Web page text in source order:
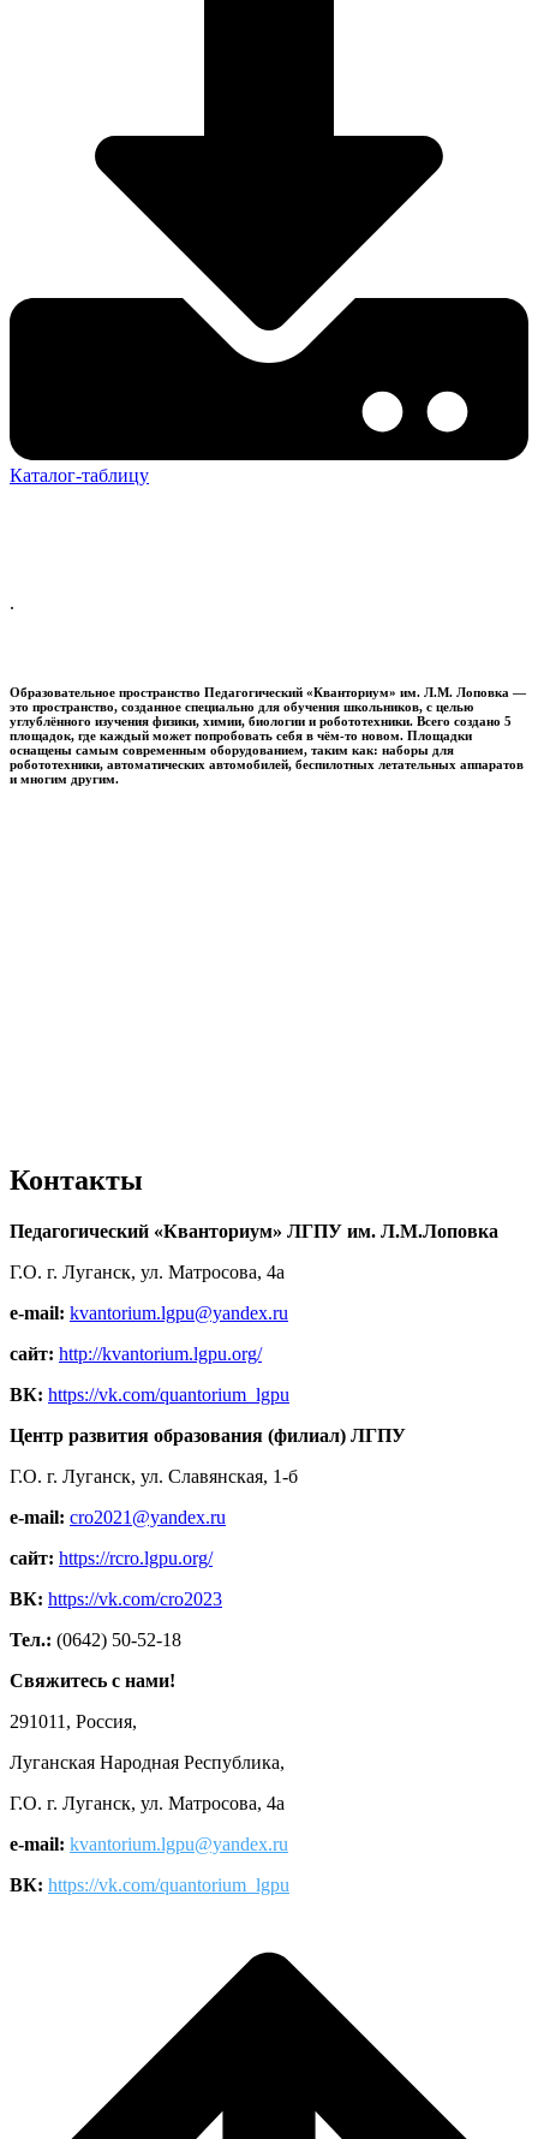
Каталог-таблицу
.
Образовательное пространство Педагогический «Кванториум» им. Л.М. Лоповка —
это пространство, созданное специально для обучения школьников, с целью
углублённого изучения физики, химии, биологии и робототехники. Всего создано 5
площадок, где каждый может попробовать себя в чём-то новом. Площадки
оснащены самым современным оборудованием, таким как: наборы для
робототехники, автоматических автомобилей, беспилотных летательных аппаратов
и многим другим.
Контакты
Педагогический «Кванториум» ЛГПУ им. Л.М.Лоповка
Г.О. г. Луганск, ул. Матросова, 4а
e-mail: kvantorium.lgpu@yandex.ru
сайт: http://kvantorium.lgpu.org/
ВК: https://vk.com/quantorium_lgpu
Центр развития образования (филиал) ЛГПУ
Г.О. г. Луганск, ул. Славянская, 1-б
e-mail: cro2021@yandex.ru
сайт: https://rcro.lgpu.org/
ВК: https://vk.com/cro2023
Тел.: (0642) 50-52-18
Свяжитесь с нами!
291011, Россия,
Луганская Народная Республика,
Г.О. г. Луганск, ул. Матросова, 4а
e-mail: kvantorium.lgpu@yandex.ru
ВК: https://vk.com/quantorium_lgpu